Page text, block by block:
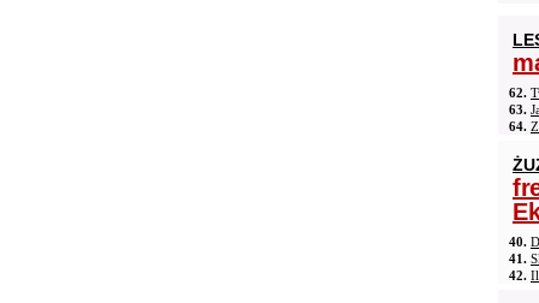
62.
63.
64.
40.
41.
42.